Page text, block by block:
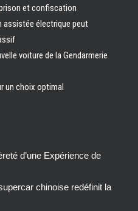
et confiscation
assistée électrique peut
voiture de la Gendarmerie
un choix optimal
d’une Expérience de
chinoise redéfinit la